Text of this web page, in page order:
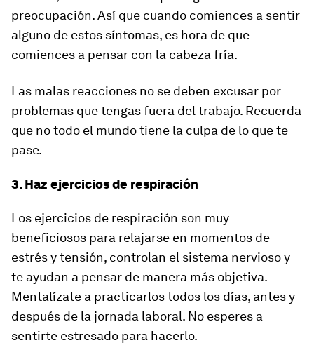
preocupación. Así que cuando comiences a sentir
alguno de estos síntomas, es hora de que
comiences a pensar con la cabeza fría.
Las malas reacciones no se deben excusar por
problemas que tengas fuera del trabajo. Recuerda
que no todo el mundo tiene la culpa de lo que te
pase.
3. Haz ejercicios de respiración
Los ejercicios de respiración son muy
beneficiosos para relajarse en momentos de
estrés y tensión, controlan el sistema nervioso y
te ayudan a pensar de manera más objetiva.
Mentalízate a practicarlos todos los días, antes y
después de la jornada laboral. No esperes a
sentirte estresado para hacerlo.